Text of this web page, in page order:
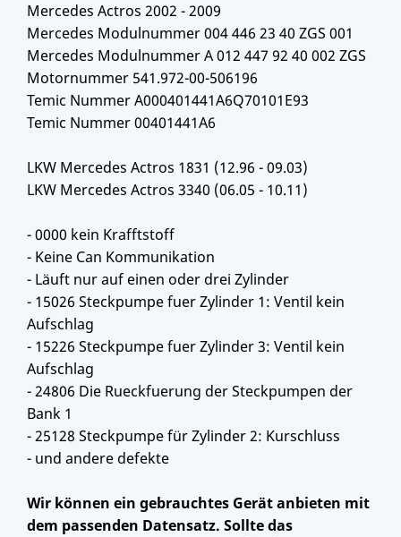
Mercedes Actros 2002 - 2009
Mercedes Modulnummer 004 446 23 40 ZGS 001
Mercedes Modulnummer A 012 447 92 40 002 ZGS
Motornummer 541.972-00-506196
Temic Nummer A000401441A6Q70101E93
Temic Nummer 00401441A6
LKW Mercedes Actros 1831 (12.96 - 09.03)
LKW Mercedes Actros 3340 (06.05 - 10.11)
- 0000 kein Krafftstoff
- Keine Can Kommunikation
- Läuft nur auf einen oder drei Zylinder
- 15026 Steckpumpe fuer Zylinder 1: Ventil kein
Aufschlag
- 15226 Steckpumpe fuer Zylinder 3: Ventil kein
Aufschlag
- 24806 Die Rueckfuerung der Steckpumpen der
Bank 1
- 25128 Steckpumpe für Zylinder 2: Kurschluss
- und andere defekte
Wir können ein gebrauchtes Gerät anbieten mit
dem passenden Datensatz. Sollte das